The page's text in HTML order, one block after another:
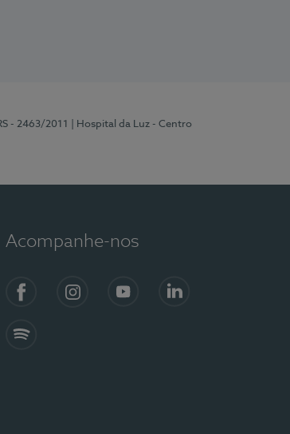
- 2463/2011
| Hospital da Luz - Centro
Acompanhe-nos